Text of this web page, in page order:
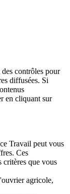
contrôles pour
diffusées. Si
en cliquant sur
Travail peut vous
Ces
critères que vous
agricole,